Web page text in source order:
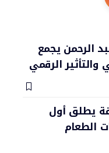
الرحمن يجمع
الرقمي
يطلق أول
الطعام